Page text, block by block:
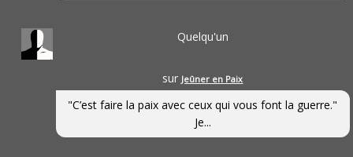
Quelqu'un
sur Jeûner en Paix
"C’est faire la paix avec ceux qui vous font la guerre."
Je...